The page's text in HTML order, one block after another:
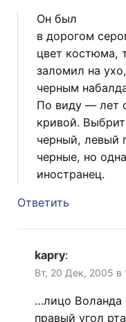
Он был
в дорогом
цвет костюма,
заломил на
черным
По виду — лет
кривой.
черный, левый
черные, но
иностранец.
Ответить
kapry:
Вт, 20 Дек, 2005 в
…лицо Воланда
правый угол